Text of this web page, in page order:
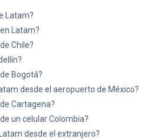
Latam?
Latam?
Chile?
Bogotá?
desde el aeropuerto de México?
Cartagena?
un celular Colombia?
desde el extranjero?